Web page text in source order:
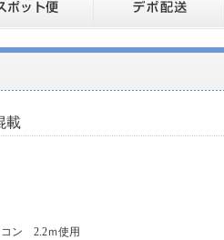
載
コン 2.2ｍ使用